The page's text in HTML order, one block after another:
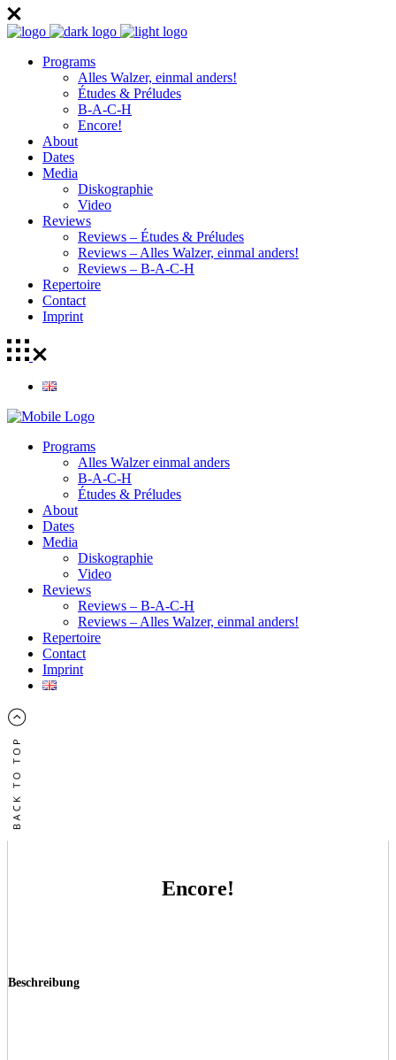
Programs
Alles Walzer, einmal anders!
Études & Préludes
B-A-C-H
Encore!
About
Dates
Media
Diskographie
Video
Reviews
Reviews – Études & Préludes
Reviews – Alles Walzer, einmal anders!
Reviews – B-A-C-H
Repertoire
Contact
Imprint
Programs
Alles Walzer einmal anders
B-A-C-H
Études & Préludes
About
Dates
Media
Diskographie
Video
Reviews
Reviews – B-A-C-H
Reviews – Alles Walzer, einmal anders!
Repertoire
Contact
Imprint
Encore!
Beschreibung